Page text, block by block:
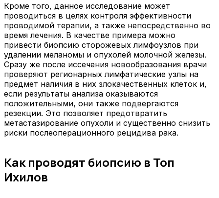
Кроме того, данное исследование может
проводиться в целях контроля эффективности
проводимой терапии, а также непосредственно во
время лечения. В качестве примера можно
привести биопсию сторожевых лимфоузлов при
удалении меланомы и опухолей молочной железы.
Сразу же после иссечения новообразования врачи
проверяют регионарных лимфатические узлы на
предмет наличия в них злокачественных клеток и,
если результаты анализа оказываются
положительными, они также подвергаются
резекции. Это позволяет предотвратить
метастазирование опухоли и существенно снизить
риски послеоперационного рецидива рака.
Как проводят биопсию в Топ
Ихилов